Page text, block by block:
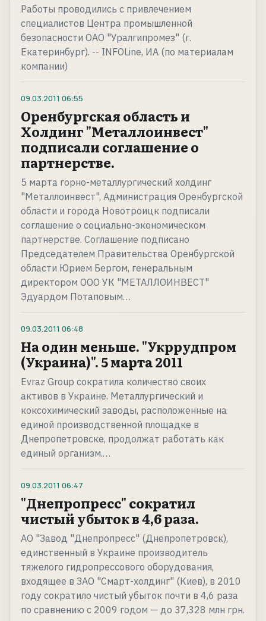
Работы проводились с привлечением
специалистов Центра промышленной
безопасности ОАО "Уралгипромез" (г.
Екатеринбург). -- INFOLine, ИА (по материалам
компании)
09.03.2011 06:55
Оренбургская область и
Холдинг "Металлоинвест"
подписали соглашение о
партнерстве.
5 марта горно-металлургический холдинг
"Металлоинвест", Администрация Оренбургской
области и города Новотроицк подписали
соглашение о социально-экономическом
партнерстве. Соглашение подписано
Председателем Правительства Оренбургской
области Юрием Бергом, генеральным
директором ООО УК "МЕТАЛЛОИНВЕСТ"
Эдуардом Потаповым…
09.03.2011 06:48
На один меньше. "Укррудпром
(Украина)". 5 марта 2011
Evraz Group сократила количество своих
активов в Украине. Металлургический и
коксохимический заводы, расположенные на
единой производственной площадке в
Днепропетровске, продолжат работать как
единый организм.…
09.03.2011 06:47
"Днепропресс" сократил
чистый убыток в 4,6 раза.
АО "Завод "Днепропресс" (Днепропетровск),
единственный в Украине производитель
тяжелого гидропрессового оборудования,
входящее в ЗАО "Смарт-холдинг" (Киев), в 2010
году сократило чистый убыток почти в 4,6 раза
по сравнению с 2009 годом — до 37,328 млн грн.